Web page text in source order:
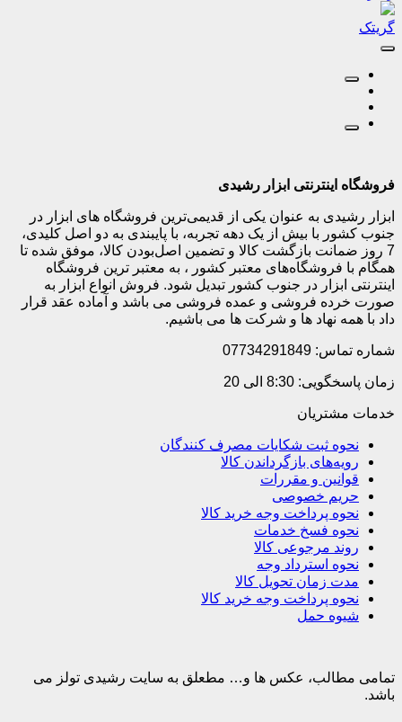
گریتک
فروشگاه اینترنتی ابزار رشیدی
ابزار رشیدی به عنوان یکی از قدیمی‌ترین فروشگاه های ابزار در
جنوب کشور با بیش از یک دهه تجربه، با پایبندی به دو اصل کلیدی،
7 روز ضمانت بازگشت کالا و تضمین اصل‌بودن کالا، موفق شده تا
همگام با فروشگاه‌های معتبر کشور ، به معتبر ترین فروشگاه
اینترنتی ابزار در جنوب کشور تبدیل شود. فروش انواع ابزار به
صورت خرده فروشی و عمده فروشی می باشد و آماده عقد قرار
داد با همه نهاد ها و شرکت ها می باشیم.
شماره تماس: 07734291849
زمان پاسخگویی: 8:30 الی 20
خدمات مشتریان
نحوه ثبت شکایات مصرف کنندگان
رویه‌های بازگرداندن کالا
قوانین و مقررات
حریم خصوصی
نحوه پرداخت وجه خرید کالا
نحوه فسخ خدمات
روند مرجوعی کالا
نحوه استرداد وجه
مدت زمان تحویل کالا
نحوه پرداخت وجه خرید کالا
شیوه حمل
تمامی مطالب، عکس ها و… مطعلق به سایت رشیدی تولز می
باشد.